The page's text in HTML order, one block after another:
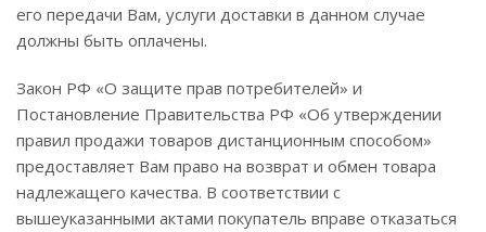
его передачи Вам, услуги доставки в данном случае
должны быть оплачены.
Закон РФ «О защите прав потребителей» и
Постановление Правительства РФ «Об утверждении
правил продажи товаров дистанционным способом»
предоставляет Вам право на возврат и обмен товара
надлежащего качества. В соответствии с
вышеуказанными актами покупатель вправе отказаться